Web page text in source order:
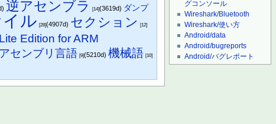
逆アセンブラ [14](3619d) ダンプ
ル [28](4907d) セクション [12]
Edition for ARM
アセンブリ言語 [9](5210d)機械語 [10]
グコンソール
Wireshark/Bluetooth
Wireshark/使い方
Android/data
Android/bugreports
Android/バグレポート